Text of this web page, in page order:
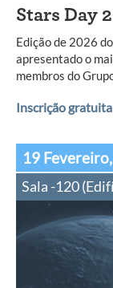
Stars Day
Edição de 2026
apresentado o
membros do
Inscrição gratuita
19
Sala -120